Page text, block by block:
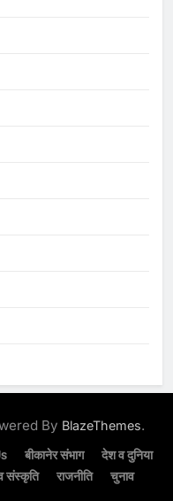
By BlazeThemes.
बीकानेर संभाग
देश व दुनिया
संस्कृति राजनीति चुनाव